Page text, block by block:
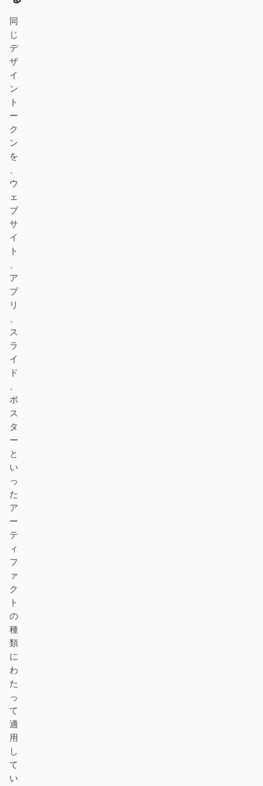
同
じ
デ
ザ
イ
ン
ト
ー
ク
ン
を
、
ウ
ェ
ブ
サ
イ
ト
、
ア
プ
リ
、
ス
ラ
イ
ド
、
ポ
ス
タ
ー
と
い
っ
た
ア
ー
テ
ィ
フ
ァ
ク
ト
の
種
類
に
わ
た
っ
て
適
用
し
て
い